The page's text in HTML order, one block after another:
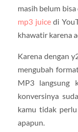
masih belum
mp3 juicedi
khawatir karena
Karena dengan
mengubah
MP3 langsung
konversinya
kamu tidak
apapun.